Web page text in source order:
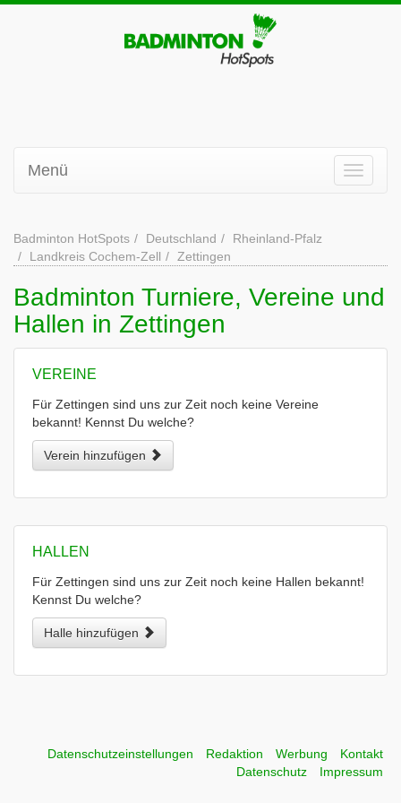
Menü
Badminton HotSpots Deutschland
Rheinland-Pfalz
Landkreis Cochem-Zell
Zettingen
Badminton Turniere, Vereine und
Hallen in Zettingen
VEREINE
Für Zettingen sind uns zur Zeit noch keine Vereine
bekannt! Kennst Du welche?
Verein hinzufügen
HALLEN
Für Zettingen sind uns zur Zeit noch keine Hallen bekannt!
Kennst Du welche?
Halle hinzufügen
Datenschutzeinstellungen Redaktion Werbung
Kontakt
Datenschutz
Impressum